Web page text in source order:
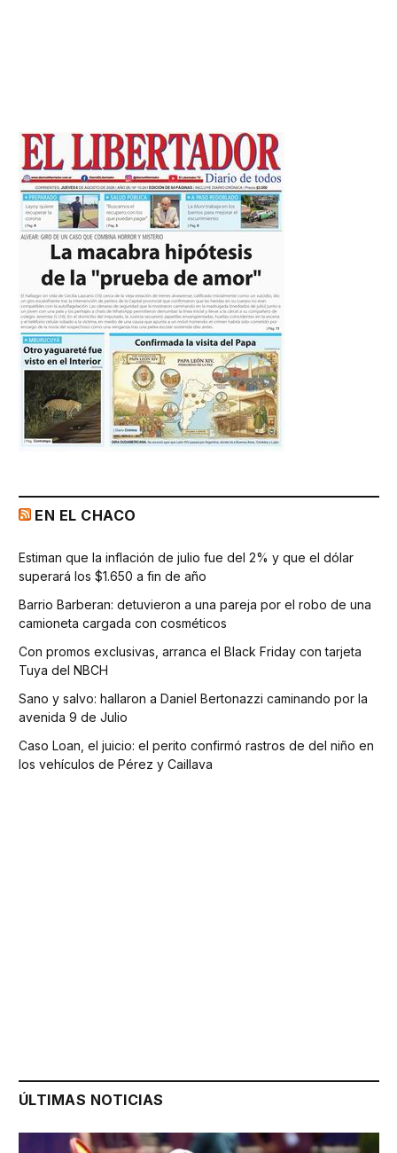
EN EL CHACO
Estiman que la inflación de julio fue del 2% y que el dólar
superará los $1.650 a fin de año
Barrio Barberan: detuvieron a una pareja por el robo de una
camioneta cargada con cosméticos
Con promos exclusivas, arranca el Black Friday con tarjeta
Tuya del NBCH
Sano y salvo: hallaron a Daniel Bertonazzi caminando por la
avenida 9 de Julio
Caso Loan, el juicio: el perito confirmó rastros de del niño en
los vehículos de Pérez y Caillava
ÚLTIMAS NOTICIAS